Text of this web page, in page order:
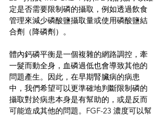
定是否需要限制磷的攝取，例如透過飲食
管理來減少磷酸鹽攝取量或使用磷酸鹽結
合劑（降磷劑）。
體內鈣磷平衡是一個複雜的網路調控，牽
一髮而動全身，血磷過低也會導致其他的
問題產生。因此，在早期腎臟病的病患
中，我們希望可以更準確地判斷限制磷的
攝取對於病患本身是有幫助的，或是反而
可能造成其他的問題。FGF-23 濃度可以幫